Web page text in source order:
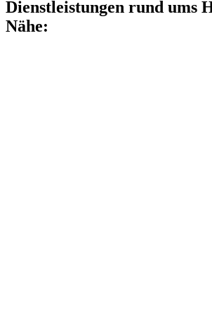
Dienstleistungen rund ums
Nähe: